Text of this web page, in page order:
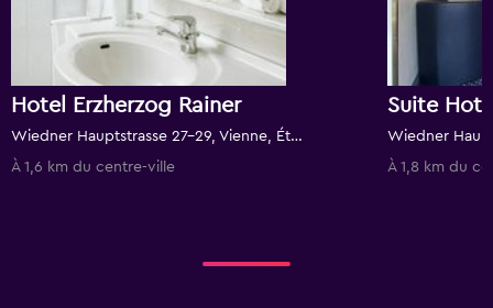
Hotel Erzherzog Rainer
Wiedner Hauptstrasse 27-29, Vienne, État de Vienne, Autriche
À 1,6 km du centre-ville
Suite
À 1,8 km du